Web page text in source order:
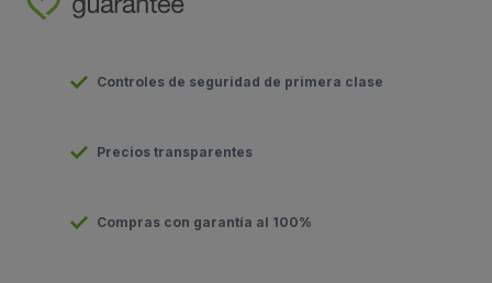
Controles de seguridad de primera clase
Precios transparentes
Compras con garantía al 100%